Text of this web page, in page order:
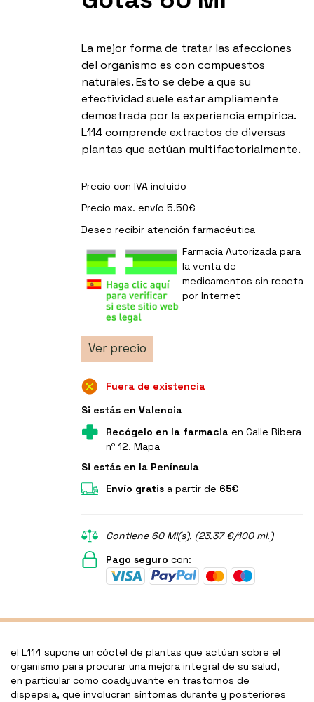
La mejor forma de tratar las afecciones
del organismo es con compuestos
naturales. Esto se debe a que su
efectividad suele estar ampliamente
demostrada por la experiencia empírica.
L114 comprende extractos de diversas
plantas que actúan multifactorialmente.
Precio con IVA incluido
Precio max. envío 5.50€
Deseo recibir atención farmacéutica
Farmacia Autorizada para
la venta de
medicamentos sin receta
por Internet
Ver precio
Fuera de existencia
Si estás en Valencia
Recógelo en la farmaciaen Calle Ribera
nº 12. Mapa
Si estás en la Península
Envío gratisa partir de 65€
Contiene 60 Ml(s). (23.37 €/100 ml.)
Pago seguro con:
el L114 supone un cóctel de plantas que actúan sobre el
organismo para procurar una mejora integral de su salud,
en particular como coadyuvante en trastornos de
dispepsia, que involucran síntomas durante y posteriores